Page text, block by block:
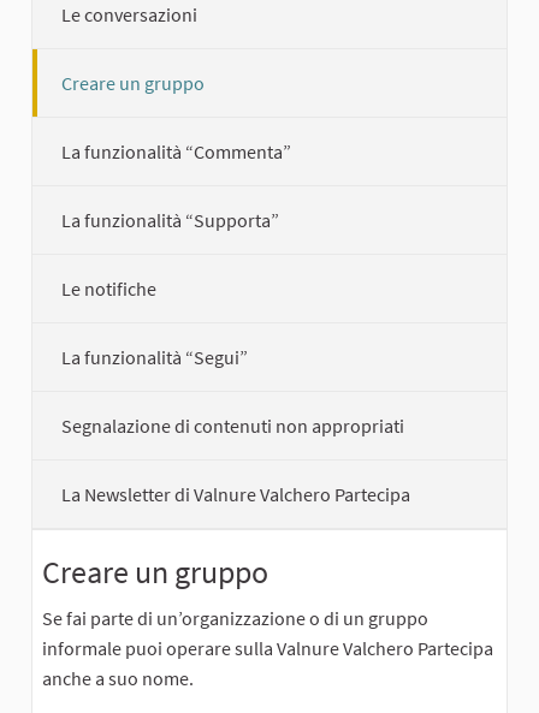
Le conversazioni
Creare un gruppo
La funzionalità “Commenta”
La funzionalità “Supporta”
Le notifiche
La funzionalità “Segui”
Segnalazione di contenuti non appropriati
La Newsletter di Valnure Valchero Partecipa
Creare un gruppo
Se fai parte di un’organizzazione o di un gruppo
informale puoi operare sulla Valnure Valchero Partecipa
anche a suo nome.